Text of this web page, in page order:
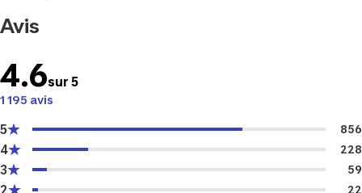
Avis
4.6sur 5
1 195 avis
5 856
4 228
3 59
2 22